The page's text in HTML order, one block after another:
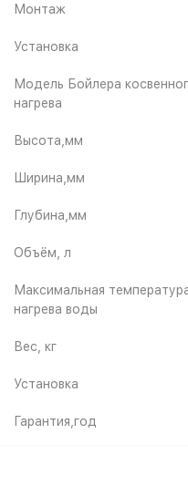
Монтаж
Установка
Модель Бойлера
нагрева
Высота,мм
Ширина,мм
Глубина,мм
Объём, л
Максимальная
нагрева воды
Вес, кг
Установка
Гарантия,год